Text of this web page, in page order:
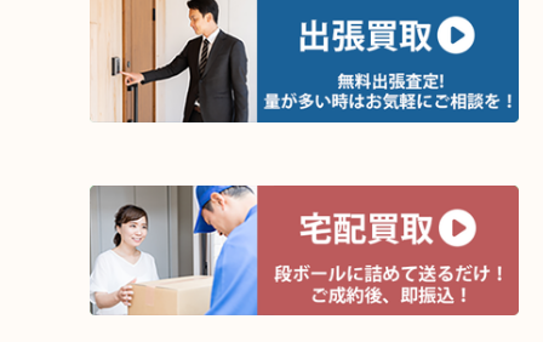
今回の時計はSEIKOセイコーの時計の中でも高級時
ンドセイコーの時計でした。
・最寄り駅
東北高速鉄道線「栂・美木多駅」「光明池」「泉ヶ